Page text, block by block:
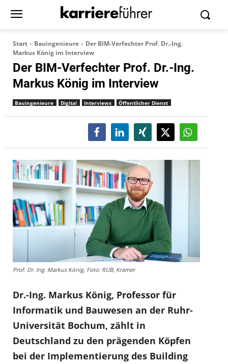
Start Bauingenieure
Der BIM-Verfechter Prof. Dr.-Ing.
Markus König im Interview
Der BIM-Verfechter Prof. Dr.-Ing.
Markus König im Interview
Bauingenieure Digital Interviews Öffentlicher Dienst
Prof. Dr. Ing. Markus König, Foto: RUB, Kramer
Dr.-Ing. Markus König, Professor für
Informatik und Bauwesen an der Ruhr-
Universität Bochum, zählt in
Deutschland zu den prägenden Köpfen
bei der Implementierung des Building